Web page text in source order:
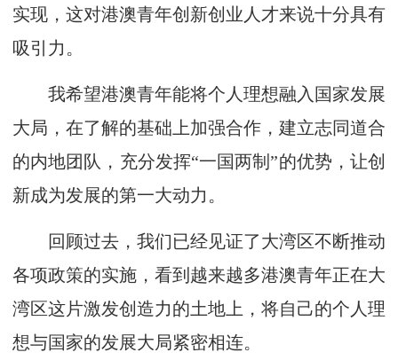
实现，这对港澳青年创新创业人才来说十分具有
吸引力。
我希望港澳青年能将个人理想融入国家发展
大局，在了解的基础上加强合作，建立志同道合
的内地团队，充分发挥“一国两制”的优势，让创
新成为发展的第一大动力。
回顾过去，我们已经见证了大湾区不断推动
各项政策的实施，看到越来越多港澳青年正在大
湾区这片激发创造力的土地上，将自己的个人理
想与国家的发展大局紧密相连。